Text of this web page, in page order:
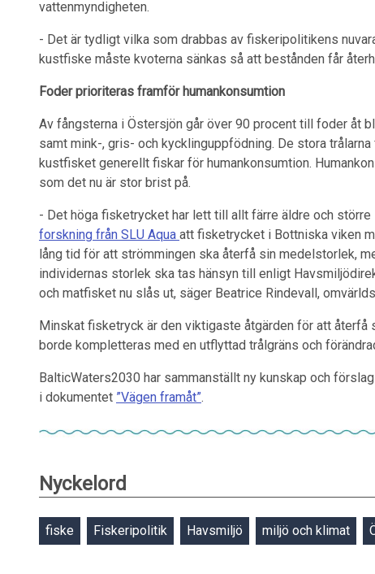
vattenmyndigheten.
- Det är tydligt vilka som drabbas av fiskeripolitikens
kustfiske måste kvoterna sänkas så att bestånden får
Foder prioriteras framför humankonsumtion
Av fångsterna i Östersjön går över 90 procent till foder åt
samt mink-, gris- och kycklinguppfödning. De stora
kustfisket generellt fiskar för humankonsumtion.
som det nu är stor brist på.
- Det höga fisketrycket har lett till allt färre äldre och
forskning från SLU Aqua att fisketrycket i Bottniska viken
lång tid för att strömmingen ska återfå sin medelstorlek,
individernas storlek ska tas hänsyn till enligt
och matfisket nu slås ut, säger Beatrice Rindevall,
Minskat fisketryck är den viktigaste åtgärden för att återfå
borde kompletteras med en utflyttad trålgräns och
BalticWaters2030 har sammanställt ny kunskap och
i dokumentet ”Vägen framåt”.
Nyckelord
fiske Fiskeripolitik Havsmiljö miljö och klimat